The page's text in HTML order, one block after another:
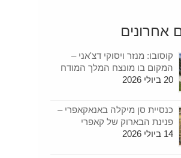
אחרונים
קוסובו: מנזר ויסוקי דצ'אני –
המקום בו מונצח המלך המודח
20 ביולי 2026
כנסיית סן מיקלה באנאקאפרי –
פנינת הבארוק של קאפרי
14 ביולי 2026